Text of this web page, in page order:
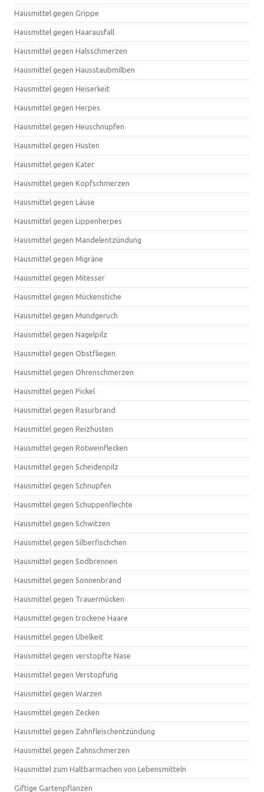
Hausmittel gegen Grippe
Hausmittel gegen Haarausfall
Hausmittel gegen Halsschmerzen
Hausmittel gegen Hausstaubmilben
Hausmittel gegen Heiserkeit
Hausmittel gegen Herpes
Hausmittel gegen Heuschnupfen
Hausmittel gegen Husten
Hausmittel gegen Kater
Hausmittel gegen Kopfschmerzen
Hausmittel gegen Läuse
Hausmittel gegen Lippenherpes
Hausmittel gegen Mandelentzündung
Hausmittel gegen Migräne
Hausmittel gegen Mitesser
Hausmittel gegen Mückenstiche
Hausmittel gegen Mundgeruch
Hausmittel gegen Nagelpilz
Hausmittel gegen Obstfliegen
Hausmittel gegen Ohrenschmerzen
Hausmittel gegen Pickel
Hausmittel gegen Rasurbrand
Hausmittel gegen Reizhusten
Hausmittel gegen Rotweinflecken
Hausmittel gegen Scheidenpilz
Hausmittel gegen Schnupfen
Hausmittel gegen Schuppenflechte
Hausmittel gegen Schwitzen
Hausmittel gegen Silberfischchen
Hausmittel gegen Sodbrennen
Hausmittel gegen Sonnenbrand
Hausmittel gegen Trauermücken
Hausmittel gegen trockene Haare
Hausmittel gegen Übelkeit
Hausmittel gegen verstopfte Nase
Hausmittel gegen Verstopfung
Hausmittel gegen Warzen
Hausmittel gegen Zecken
Hausmittel gegen Zahnfleischentzündung
Hausmittel gegen Zahnschmerzen
Hausmittel zum Haltbarmachen von Lebensmitteln
Giftige Gartenpflanzen